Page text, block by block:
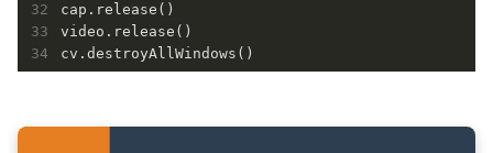
cap.release()
video.release()
cv.destroyAllWindows()